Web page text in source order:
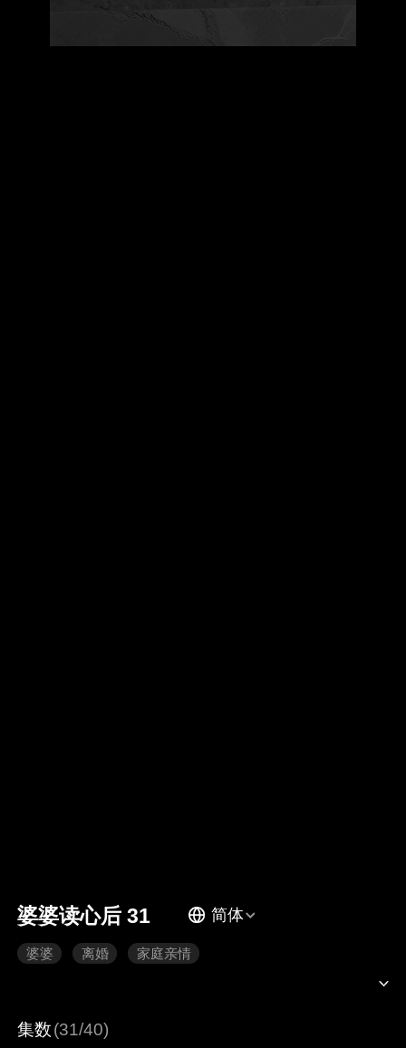
婆婆读心后 31 简体
婆婆 离婚 家庭亲情
集数(31/40)